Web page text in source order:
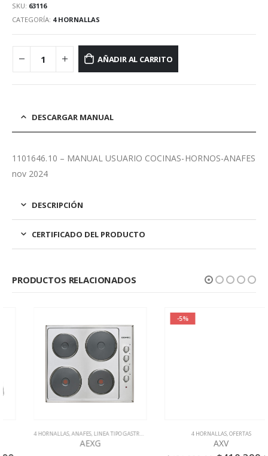
SKU: 63116
CATEGORÍA: 4 HORNALLAS
AÑADIR AL CARRITO
DESCARGAR MANUAL
1101646.10 – MANUAL USUARIO COCINAS-HORNOS-ANAFES
nov 2024
DESCRIPCIÓN
CERTIFICADO DEL PRODUCTO
PRODUCTOS RELACIONADOS
4 HORNALLAS,ANAFES,LINEA TIPO GASTRONOMICA , 4 HORNALLAS,OFERTAS